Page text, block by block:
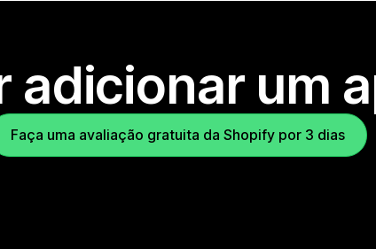
adicionar um
Faça uma avaliação gratuita da Shopify por 3 dias